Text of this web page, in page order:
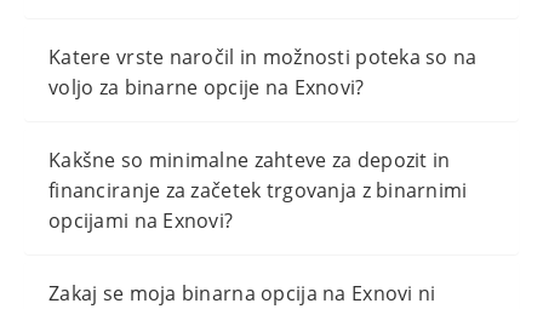
Katere vrste naročil in možnosti poteka so na
voljo za binarne opcije na Exnovi?
Kakšne so minimalne zahteve za depozit in
financiranje za začetek trgovanja z binarnimi
opcijami na Exnovi?
Zakaj se moja binarna opcija na Exnovi ni